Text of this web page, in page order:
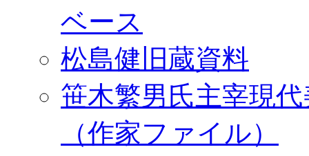
ベース
松島健旧蔵資料
笹木繁男氏主宰現
（作家ファイル）